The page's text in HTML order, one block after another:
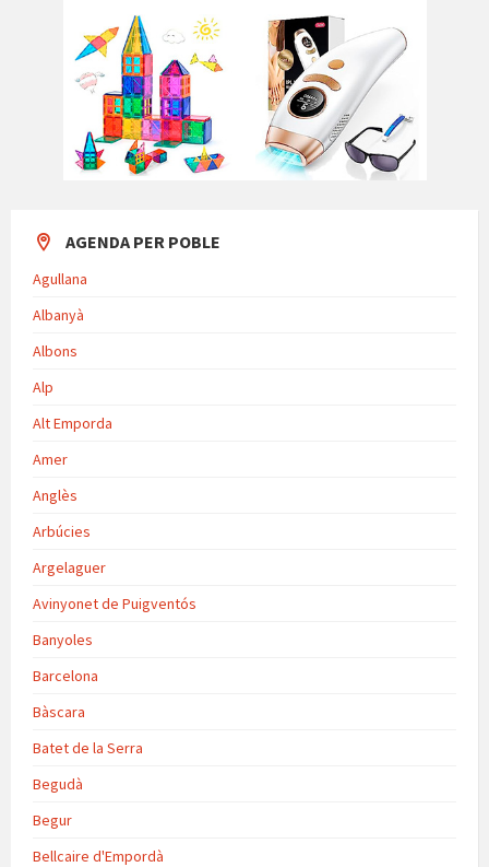
AGENDA PER POBLE
Agullana
Albanyà
Albons
Alp
Alt Emporda
Amer
Anglès
Arbúcies
Argelaguer
Avinyonet de Puigventós
Banyoles
Barcelona
Bàscara
Batet de la Serra
Begudà
Begur
Bellcaire d'Empordà